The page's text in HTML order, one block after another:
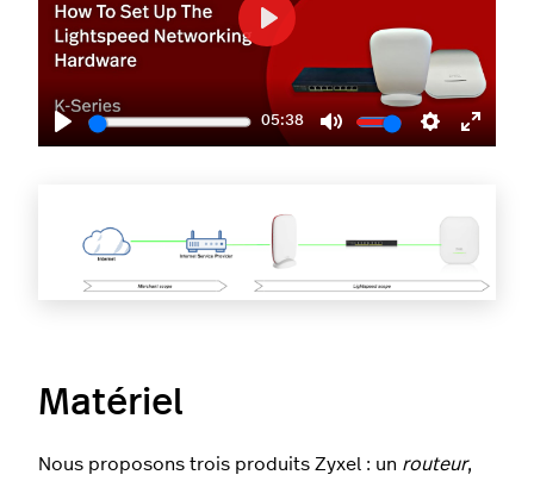
Play
05:38
Mute Settings
Enter
Play
Matériel
Nous proposons trois produits Zyxel : un routeur,